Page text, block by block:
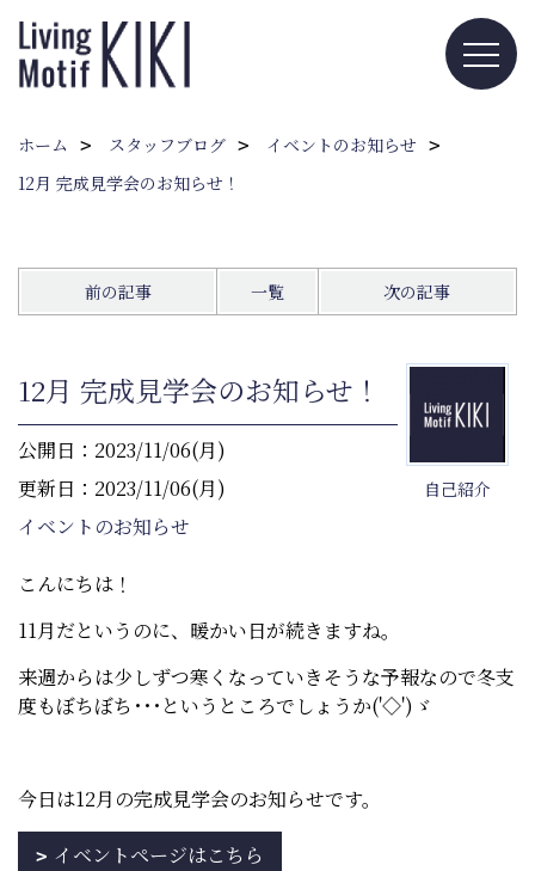
ホーム スタッフブログ
イベントのお知らせ
12月 完成見学会のお知らせ！
前の記事 一覧 次の記事
自己紹介
12月 完成見学会のお知らせ！
公開日：2023/11/06(月)
更新日：2023/11/06(月)
イベントのお知らせ
こんにちは！
11月だというのに、暖かい日が続きますね。
来週からは少しずつ寒くなっていきそうな予報なので冬支
度もぼちぼち･･･というところでしょうか('◇')ゞ
今日は12月の完成見学会のお知らせです。
イベントページはこちら